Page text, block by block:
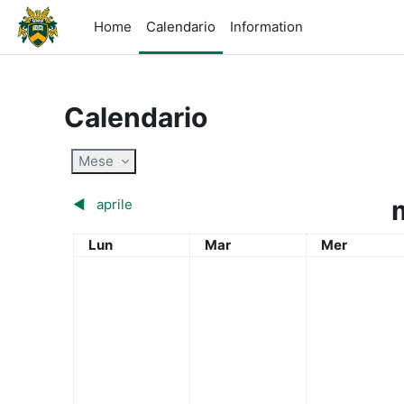
Vai al contenuto principale
Home
Calendario Information
Calendario
Mese
◀︎ aprile
Lunedi
Lun Martedì
Mar Mercoledì
Mer